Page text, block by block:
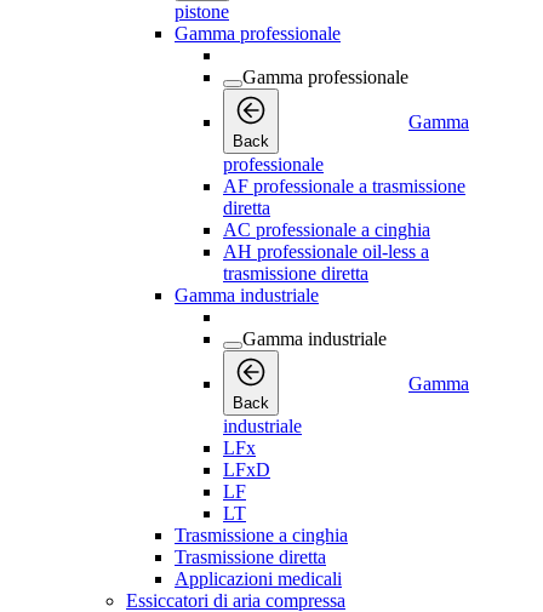
pistone
Gamma professionale
Gamma professionale
Back
Gamma
professionale
AF professionale a trasmissione
diretta
AC professionale a cinghia
AH professionale oil-less a
trasmissione diretta
Gamma industriale
Gamma industriale
Back
Gamma
industriale
LFx
LFxD
LF
LT
Trasmissione a cinghia
Trasmissione diretta
Applicazioni medicali
Essiccatori di aria compressa